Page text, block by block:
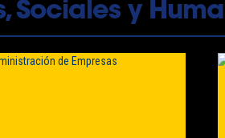
Sociales y